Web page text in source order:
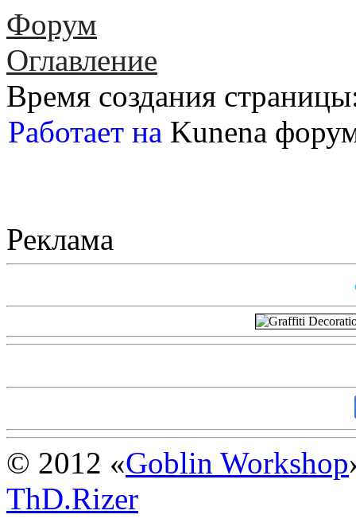
Форум
Оглавление
Время создания
Работает на Kunena
Реклама
© 2012 «Goblin Workshop
ThD.Rizer